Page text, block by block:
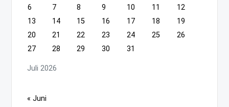
Juli 2026
6
7 8 9 10 11
12
13
14 15 16 17 18
19
20
21 22 23 24 25
26
27
28 29 30 31
« Juni